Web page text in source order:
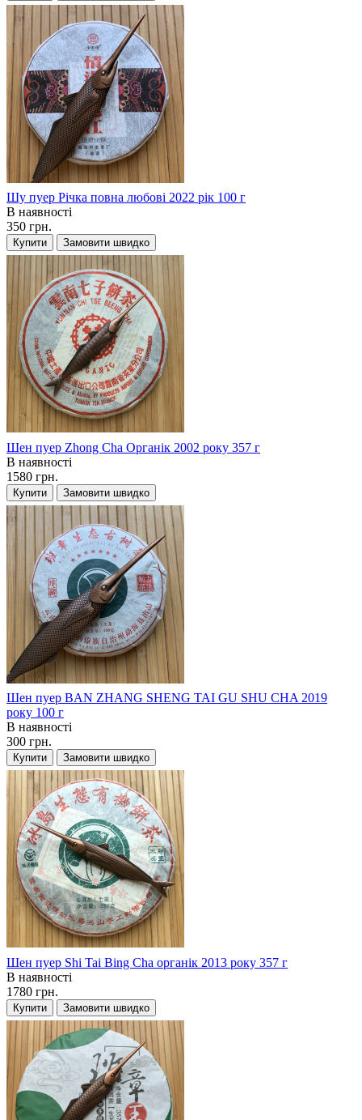
Шу пуер Річка повна любові 2022 рік 100 г
В наявності
350 грн.
Купити Замовити швидко
Шен пуер Zhong Cha Органік 2002 року 357 г
В наявності
1580 грн.
Купити Замовити швидко
Шен пуер BAN ZHANG SHENG TAI GU SHU CHA 2019
року 100 г
В наявності
300 грн.
Купити Замовити швидко
Шен пуер Shi Tai Bing Cha органік 2013 року 357 г
В наявності
1780 грн.
Купити Замовити швидко